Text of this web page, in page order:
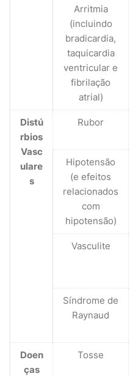
Arritmia
(incluindo
bradicardia,
taquicardia
ventricular e
fibrilação
atrial)
Distú
rbios
Vasc
ulare
s
Rubor
Hipotensão
(e efeitos
relacionados
com
hipotensão)
Vasculite
Síndrome de
Raynaud
Doen
ças
Tosse